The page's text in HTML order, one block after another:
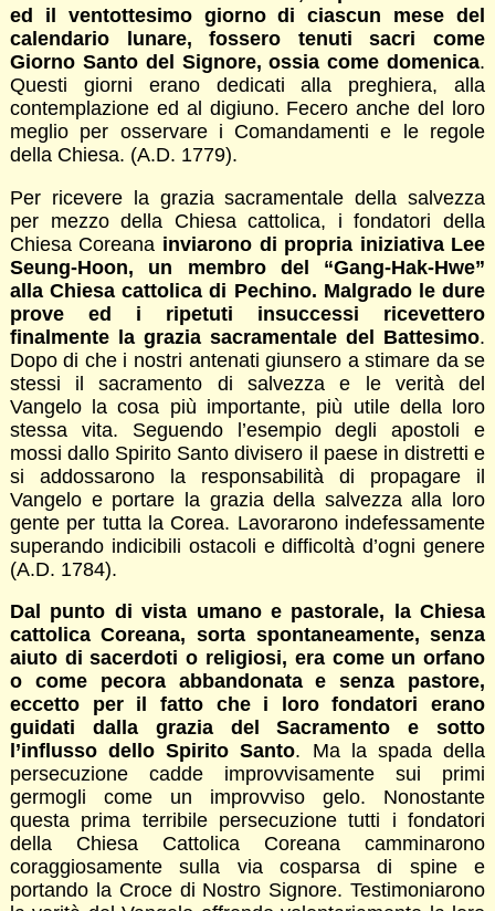
ed il ventottesimo giorno di ciascun mese del
calendario lunare, fossero tenuti sacri come
Giorno Santo del Signore, ossia come domenica.
Questi giorni erano dedicati alla preghiera, alla
contemplazione ed al digiuno. Fecero anche del loro
meglio per osservare i Comandamenti e le regole
della Chiesa. (A.D. 1779).
Per ricevere la grazia sacramentale della salvezza
per mezzo della Chiesa cattolica, i fondatori della
Chiesa Coreana inviarono di propria iniziativa Lee
Seung-Hoon, un membro del “Gang-Hak-Hwe”
alla Chiesa cattolica di Pechino. Malgrado le dure
prove ed i ripetuti insuccessi ricevettero
finalmente la grazia sacramentale del Battesimo.
Dopo di che i nostri antenati giunsero a stimare da se
stessi il sacramento di salvezza e le verità del
Vangelo la cosa più importante, più utile della loro
stessa vita. Seguendo l’esempio degli apostoli e
mossi dallo Spirito Santo divisero il paese in distretti e
si addossarono la responsabilità di propagare il
Vangelo e portare la grazia della salvezza alla loro
gente per tutta la Corea. Lavorarono indefessamente
superando indicibili ostacoli e difficoltà d’ogni genere
(A.D. 1784).
Dal punto di vista umano e pastorale, la Chiesa
cattolica Coreana, sorta spontaneamente, senza
aiuto di sacerdoti o religiosi, era come un orfano
o come pecora abbandonata e senza pastore,
eccetto per il fatto che i loro fondatori erano
guidati dalla grazia del Sacramento e sotto
l’influsso dello Spirito Santo. Ma la spada della
persecuzione cadde improvvisamente sui primi
germogli come un improvviso gelo. Nonostante
questa prima terribile persecuzione tutti i fondatori
della Chiesa Cattolica Coreana camminarono
coraggiosamente sulla via cosparsa di spine e
portando la Croce di Nostro Signore. Testimoniarono